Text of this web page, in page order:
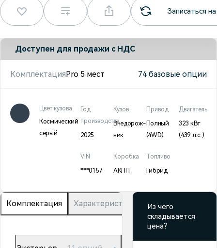
Записаться
Доступен для продажи с НДС
КомплектацияPro 5 мест 74 базовые опции
Цвет кузова
Космический
серый
Год
производства
2025
Кузов
Внедорож­
ник
Привод
Полный
(4WD)
Двигатель
323 кВт
(439 л.с.)
VIN
***0157
Коробка
АКПП
Топливо
Гибрид
Комплектация Характеристики Описание
Из чего
складывается
цена?